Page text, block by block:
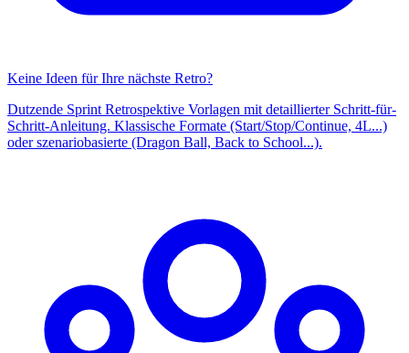
Keine Ideen für Ihre nächste Retro?
Dutzende Sprint Retrospektive Vorlagen mit detaillierter Schritt-für-
Schritt-Anleitung. Klassische Formate (Start/Stop/Continue, 4L...)
oder szenariobasierte (Dragon Ball, Back to School...).